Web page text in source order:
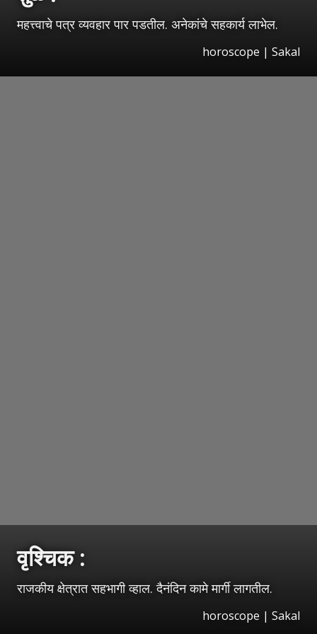
महत्त्वाचे पत्र व्यवहार पार पडतील. अनेकांचे सहकार्य लाभेल.
horoscope | Sakal
वृश्‍चिक :
राजकीय क्षेत्रात सहभागी व्हाल. दैनंदिन कामे मार्गी लागतील.
horoscope | Sakal